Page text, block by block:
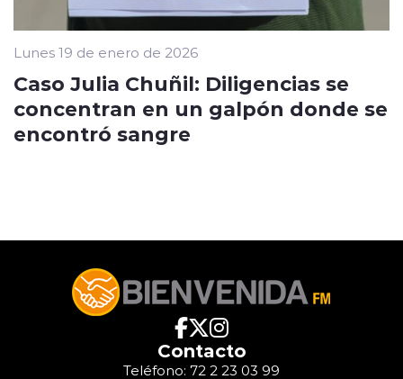
Lunes 19 de enero de 2026
Caso Julia Chuñil: Diligencias se
concentran en un galpón donde se
encontró sangre
Contacto
Teléfono: 72 2 23 03 99